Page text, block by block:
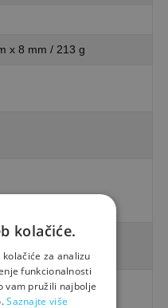
x 8 mm / 213 g
kolačiće.
za analizu
funkcionalnosti
vam pružili najbolje
Saznajte više